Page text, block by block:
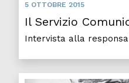
5 OTTOBRE 2015
Il Servizio
Intervista alla